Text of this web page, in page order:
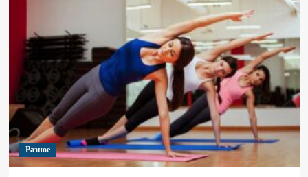
Разное